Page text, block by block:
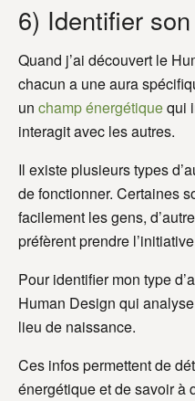
6) Identifier
Quand j’ai découvert le
chacun a une aura
un champ énergétiquequi
interagit avec les autres.
Il existe plusieurs types
de fonctionner. Certaines
facilement les gens,
préfèrent prendre
Pour identifier mon type
Human Design qui
lieu de naissance.
Ces infos permettent de
énergétique et de savoir à